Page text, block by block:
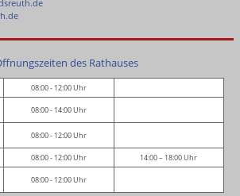
des Rathauses
08:00 - 12:00 Uhr
08:00 - 14:00 Uhr
08:00 - 12:00 Uhr
08:00 - 12:00 Uhr 14:00 – 18:00 Uhr
08:00 - 12:00 Uhr